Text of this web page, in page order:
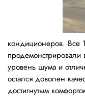
кондиционеров. Все
продемонстрировали
уровень шума и
остался доволен
достигнутым